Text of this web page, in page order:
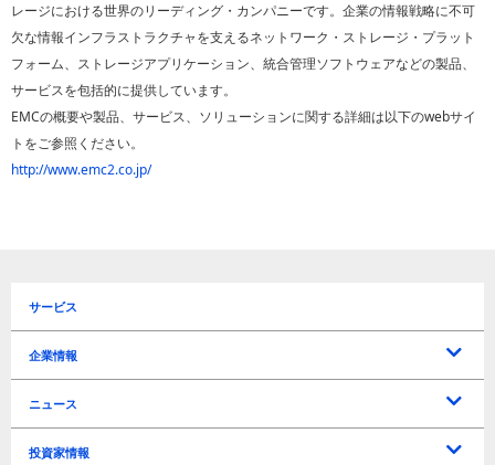
レージにおける世界のリーディング・カンパニーです。企業の情報戦略に不可
欠な情報インフラストラクチャを支えるネットワーク・ストレージ・プラット
フォーム、ストレージアプリケーション、統合管理ソフトウェアなどの製品、
サービスを包括的に提供しています。
EMCの概要や製品、サービス、ソリューションに関する詳細は以下のwebサイ
トをご参照ください。
http://www.emc2.co.jp/
サービス
企業情報
トップメッセージ
企業理念
会社概要
役員一覧
沿革
所在地 / アクセス
ニュース
プレスリリース
お知らせ
投資家情報